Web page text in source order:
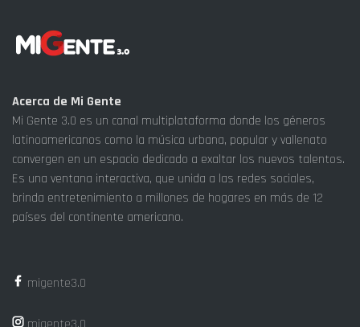
Acerca de Mi Gente
Mi Gente 3.0 es un canal multiplataforma donde los géneros
latinoamericanos como la música urbana, popular y vallenato
convergen en un espacio dedicado a exaltar los nuevos talentos.
Es una ventana interactiva, que unida a las redes sociales,
brinda entretenimiento a millones de hogares en más de 12
países del continente americano.
migente3.0